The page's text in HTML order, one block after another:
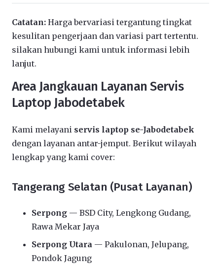
Catatan: Harga bervariasi tergantung tingkat
kesulitan pengerjaan dan variasi part tertentu.
silakan hubungi kami untuk informasi lebih
lanjut.
Area Jangkauan Layanan Servis
Laptop Jabodetabek
Kami melayani servis laptop se-Jabodetabek
dengan layanan antar-jemput. Berikut wilayah
lengkap yang kami cover:
Tangerang Selatan (Pusat Layanan)
Serpong — BSD City, Lengkong Gudang,
Rawa Mekar Jaya
Serpong Utara — Pakulonan, Jelupang,
Pondok Jagung